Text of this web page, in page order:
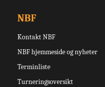
NBF
Kontakt NBF
NBF hjemmeside og nyheter
Terminliste
Turneringsoversikt